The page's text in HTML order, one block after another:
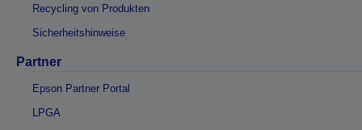
Recycling von Produkten
Sicherheitshinweise
Partner
Epson Partner Portal
LPGA